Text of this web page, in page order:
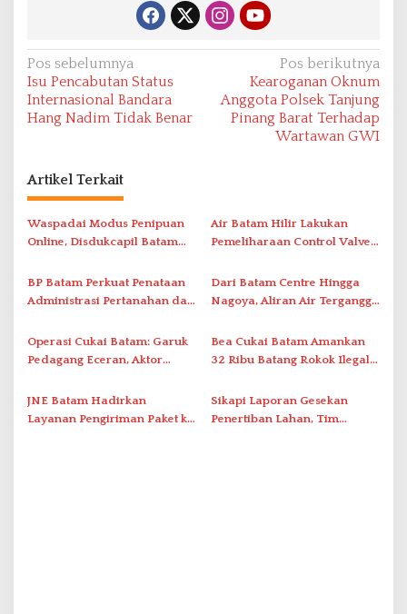
N
a
v
g
a
s
i
o
Pos sebelumnya
Isu Pencabutan Status
Internasional Bandara
Hang Nadim Tidak Benar
Pos berikutnya
Kearoganan Oknum
Anggota Polsek Tanjung
Pinang Barat Terhadap
Wartawan GWI
Artikel Terkait
Waspadai Modus Penipuan
Online, Disdukcapil Batam
Tatap Muka
Air Batam Hilir Lakukan
Pemeliharaan Control Valve,
BP Batam Perkuat Penataan
Administrasi Pertanahan dan
Dari Batam Centre Hingga
Nagoya, Aliran Air Terganggu
Duriangkang
Operasi Cukai Batam: Garuk
Pedagang Eceran, Aktor
Tersentuh?
Bea Cukai Batam Amankan
32 Ribu Batang Rokok Ilegal
JNE Batam Hadirkan
Layanan Pengiriman Paket ke
Sikapi Laporan Gesekan
Penertiban Lahan, Tim